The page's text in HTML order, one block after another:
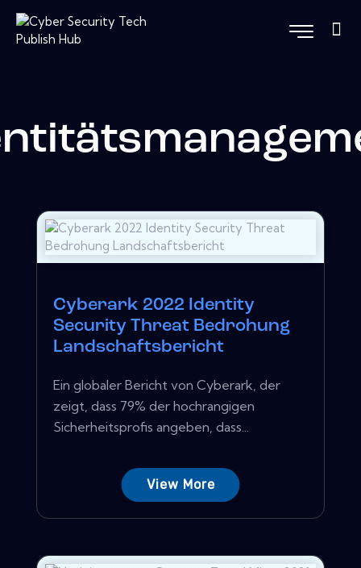
Cyberark 2022 Identity
Security Threat Bedrohung
Landschaftsbericht
Ein globaler Bericht von Cyberark, der
zeigt, dass 79% der hochrangigen
Sicherheitsprofis angeben, dass...
View More